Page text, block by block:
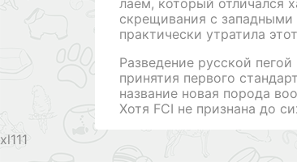
лаем, который отличался
скрещивания с
практически утратила
Разведение русской
принятия первого
название новая порода
Хотя FCI не признана до
111